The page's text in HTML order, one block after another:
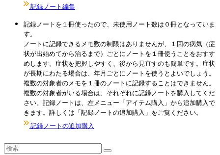
記録ノート編集
記録ノートを１冊使ったので、未使用ノート数は０冊となっていま
す。
ノートに記録できるメモ数の制限はありませんが、１回の病気（症
状が出始めてから治るまで）ごとにノートを１冊使うことをおすす
めします。症状を把握しやすく、後から見直すのも簡単です。症状
が長期にわたる場合は、年月ごとにノートを使うとよいでしょう。
複数の対象者のメモを１冊のノートに記録することはできません。
複数の対象者がいる場合は、それぞれに記録ノートを購入してくだ
さい。記録ノートは、左メニュー「アイテム購入」から追加購入で
きます。 詳しくは「記録ノートの追加購入」をご覧ください。
記録ノートの追加購入